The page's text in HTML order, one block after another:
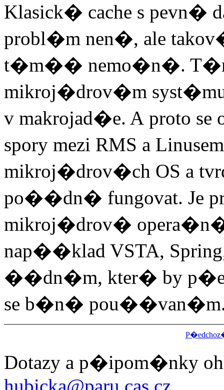
Klasick� cache s pevn�
probl�m nen�, ale
t�m�� nemo�n�.
mikroj�drov�m
v makrojad�e. A proto se
spory mezi RMS a
mikroj�drov�ch OS a
po��dn� fungovat. Je
mikroj�drov�
nap��klad VSTA,
��dn�m, kter� by
se b�n�
Dotazy a p�ipom�nky
hubicka@paru.cas.cz